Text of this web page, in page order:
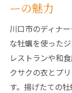
ーの魅力
川口市のディナ
な牡蠣を使った
レストランや和
クサクの衣とプ
す。揚げたての